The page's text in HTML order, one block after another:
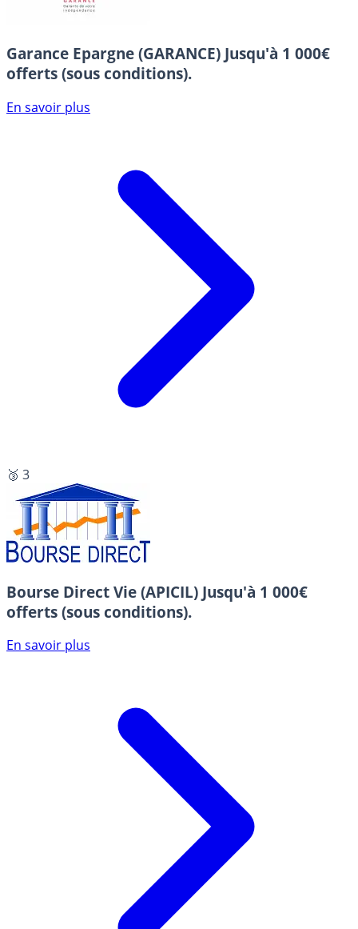
Garance Epargne (GARANCE) Jusqu'à 1 000€
offerts (sous conditions).
En savoir plus
🥉 3
Bourse Direct Vie (APICIL) Jusqu'à 1 000€
offerts (sous conditions).
En savoir plus